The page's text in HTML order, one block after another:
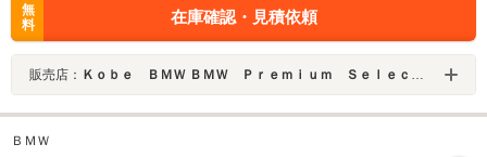
無
料
在庫確認・見積依頼
販売店： Ｋｏｂｅ ＢＭＷ ＢＭＷ Ｐｒｅｍｉｕｍ Ｓｅｌｅｃｔｉｏｎ 姫路
ＢＭＷ